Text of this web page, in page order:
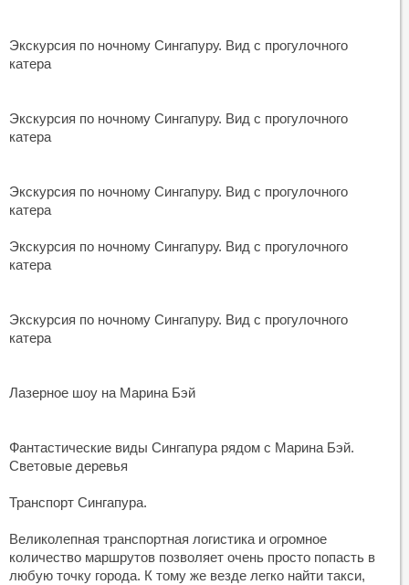
Экскурсия по ночному Сингапуру. Вид с прогулочного
катера
Экскурсия по ночному Сингапуру. Вид с прогулочного
катера
Экскурсия по ночному Сингапуру. Вид с прогулочного
катера
Экскурсия по ночному Сингапуру. Вид с прогулочного
катера
Экскурсия по ночному Сингапуру. Вид с прогулочного
катера
Лазерное шоу на Марина Бэй
Фантастические виды Сингапура рядом с Марина Бэй.
Световые деревья
Транспорт Сингапура.
Великолепная транспортная логистика и огромное
количество маршрутов позволяет очень просто попасть в
любую точку города. К тому же везде легко найти такси,